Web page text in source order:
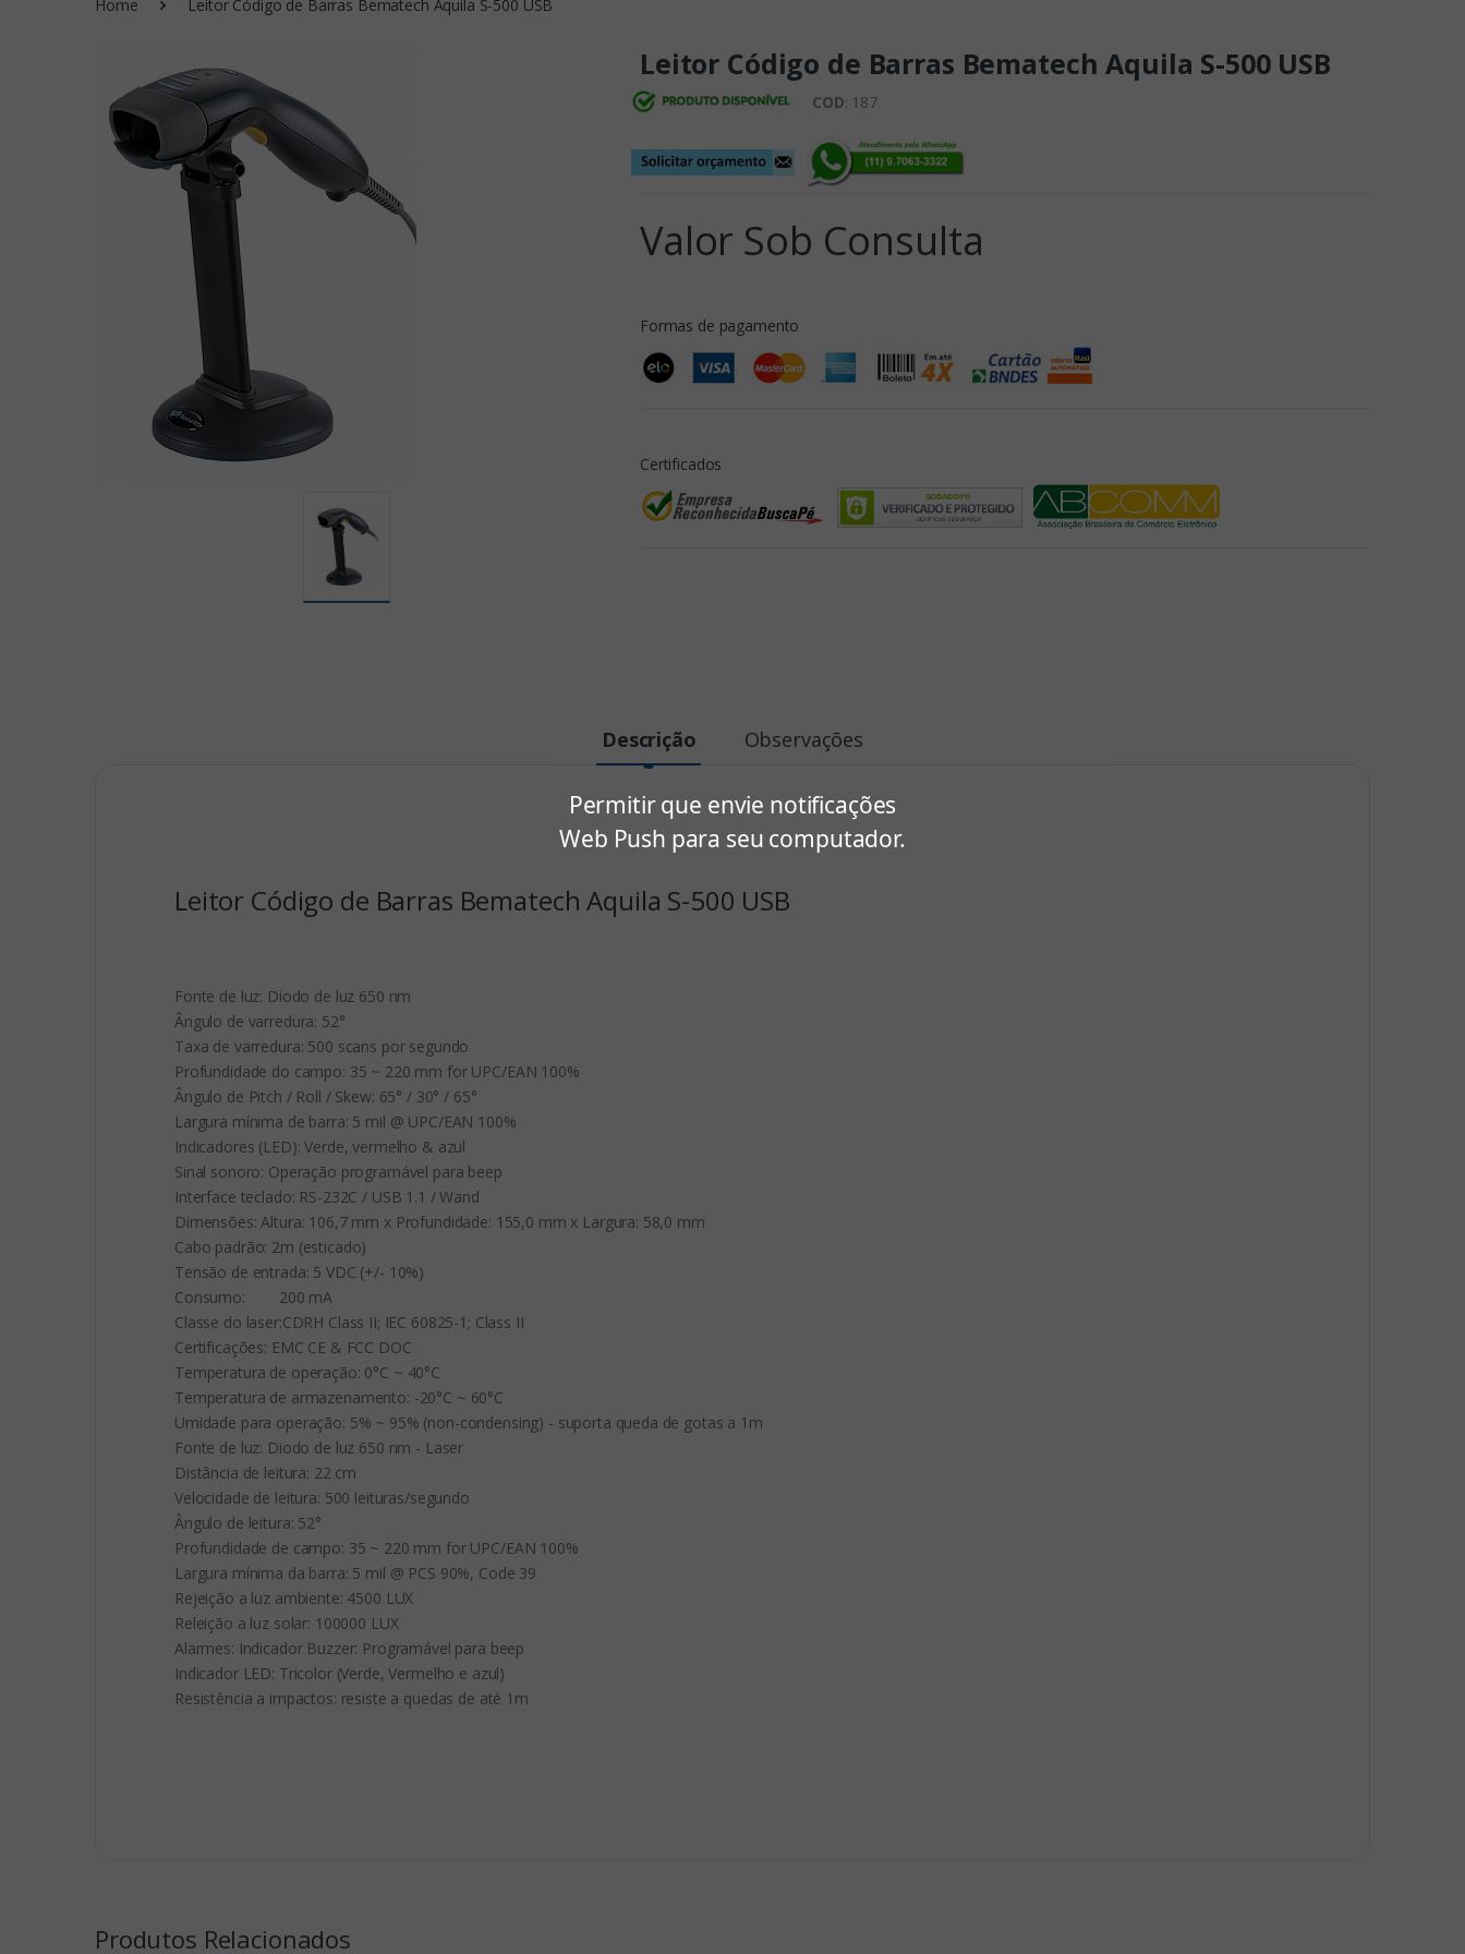
Permitir que envie notificações
Web Push para seu computador.
Home Leitor Código de Barras Bematech Aquila S-500 USB
Leitor Código de Barras Bematech Aquila S-500 USB
COD: 187
Valor Sob Consulta
Formas de pagamento
Certificados
Descrição Observações
Leitor Código de Barras Bematech Aquila S-500 USB
Fonte de luz: Diodo de luz 650 nm
Ângulo de varredura: 52°
Taxa de varredura: 500 scans por segundo
Profundidade do campo: 35 ~ 220 mm for UPC/EAN 100%
Ângulo de Pitch / Roll / Skew: 65° / 30° / 65°
Largura mínima de barra: 5 mil @ UPC/EAN 100%
Indicadores (LED): Verde, vermelho & azul
Sinal sonoro: Operação programável para beep
Interface teclado: RS-232C / USB 1.1 / Wand
Dimensões: Altura: 106,7 mm x Profundidade: 155,0 mm x Largura: 58,0 mm
Cabo padrão: 2m (esticado)
Tensão de entrada: 5 VDC (+/- 10%)
Consumo:	200 mA
Classe do laser:CDRH Class II; IEC 60825-1; Class II
Certificações: EMC CE & FCC DOC
Temperatura de operação: 0°C ~ 40°C
Temperatura de armazenamento: -20°C ~ 60°C
Umidade para operação: 5% ~ 95% (non-condensing) - suporta queda de gotas a 1m
Fonte de luz: Diodo de luz 650 nm - Laser
Distância de leitura: 22 cm
Velocidade de leitura: 500 leituras/segundo
Ângulo de leitura: 52°
Profundidade de campo: 35 ~ 220 mm for UPC/EAN 100%
Largura mínima da barra: 5 mil @ PCS 90%, Code 39
Rejeição a luz ambiente: 4500 LUX
Releição a luz solar: 100000 LUX
Alarmes: Indicador Buzzer: Programável para beep
Indicador LED: Tricolor (Verde, Vermelho e azul)
Resistência a impactos: resiste a quedas de até 1m
Produtos Relacionados